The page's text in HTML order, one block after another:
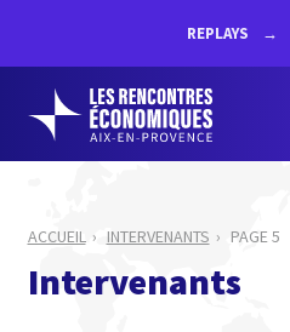
REPLAYS
ACCUEIL INTERVENANTS PAGE 5
Intervenants